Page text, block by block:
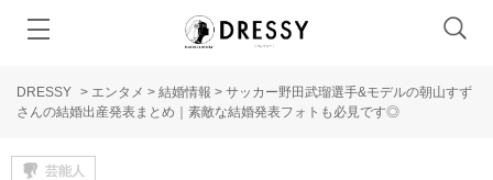
DRESSY > エンタメ > 結婚情報 > サッカー野田武瑠選手&モデルの朝山すず
さんの結婚出産発表まとめ｜素敵な結婚発表フォトも必見です◎
芸能人